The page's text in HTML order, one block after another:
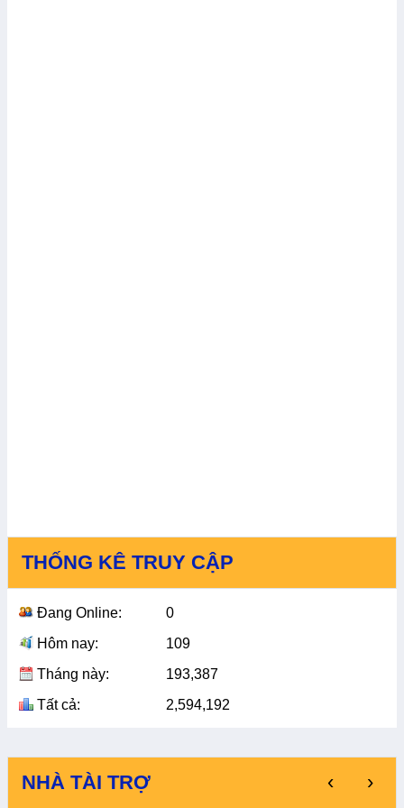
THỐNG KÊ TRUY CẬP
Đang Online:
0
Hôm nay:
109
Tháng này:
193,387
Tất cả:
2,594,192
NHÀ TÀI TRỢ ‹ ›